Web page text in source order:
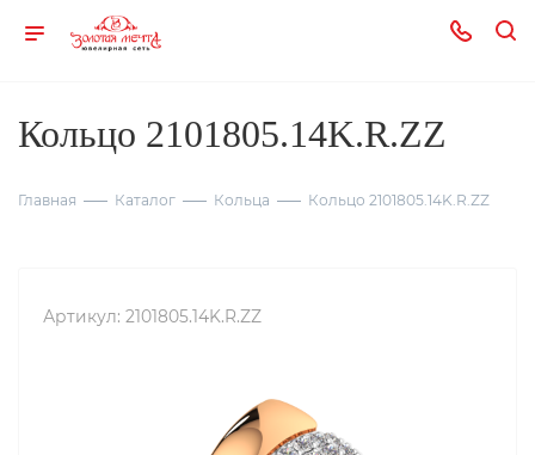
Кольцо 2101805.14K.R.ZZ
Главная Каталог Кольца Кольцо 2101805.14K.R.ZZ
Артикул: 2101805.14K.R.ZZ